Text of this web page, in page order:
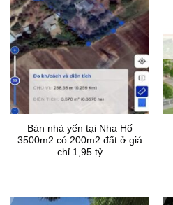
Bán nhà yến tại Nha Hố
3500m2 có 200m2 đất ở giá
chỉ 1,95 tỷ